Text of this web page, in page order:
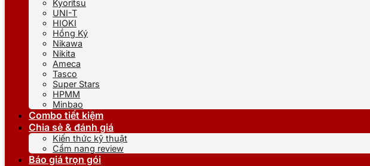
Kyoritsu
UNI-T
HIOKI
Hồng Ký
Nikawa
Nikita
Ameca
Tasco
Super Stars
HPMM
Minbao
Combo tiết kiệm
Chia sẻ & đánh giá
Kiến thức kỹ thuật
Cẩm nang review
Báo giá trọn gói